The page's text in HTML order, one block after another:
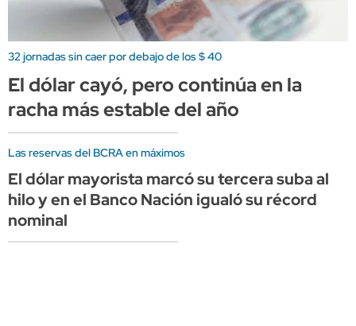
32 jornadas sin caer por debajo de los $ 40
El dólar cayó, pero continúa en la
racha más estable del año
Las reservas del BCRA en máximos
El dólar mayorista marcó su tercera suba al
hilo y en el Banco Nación igualó su récord
nominal